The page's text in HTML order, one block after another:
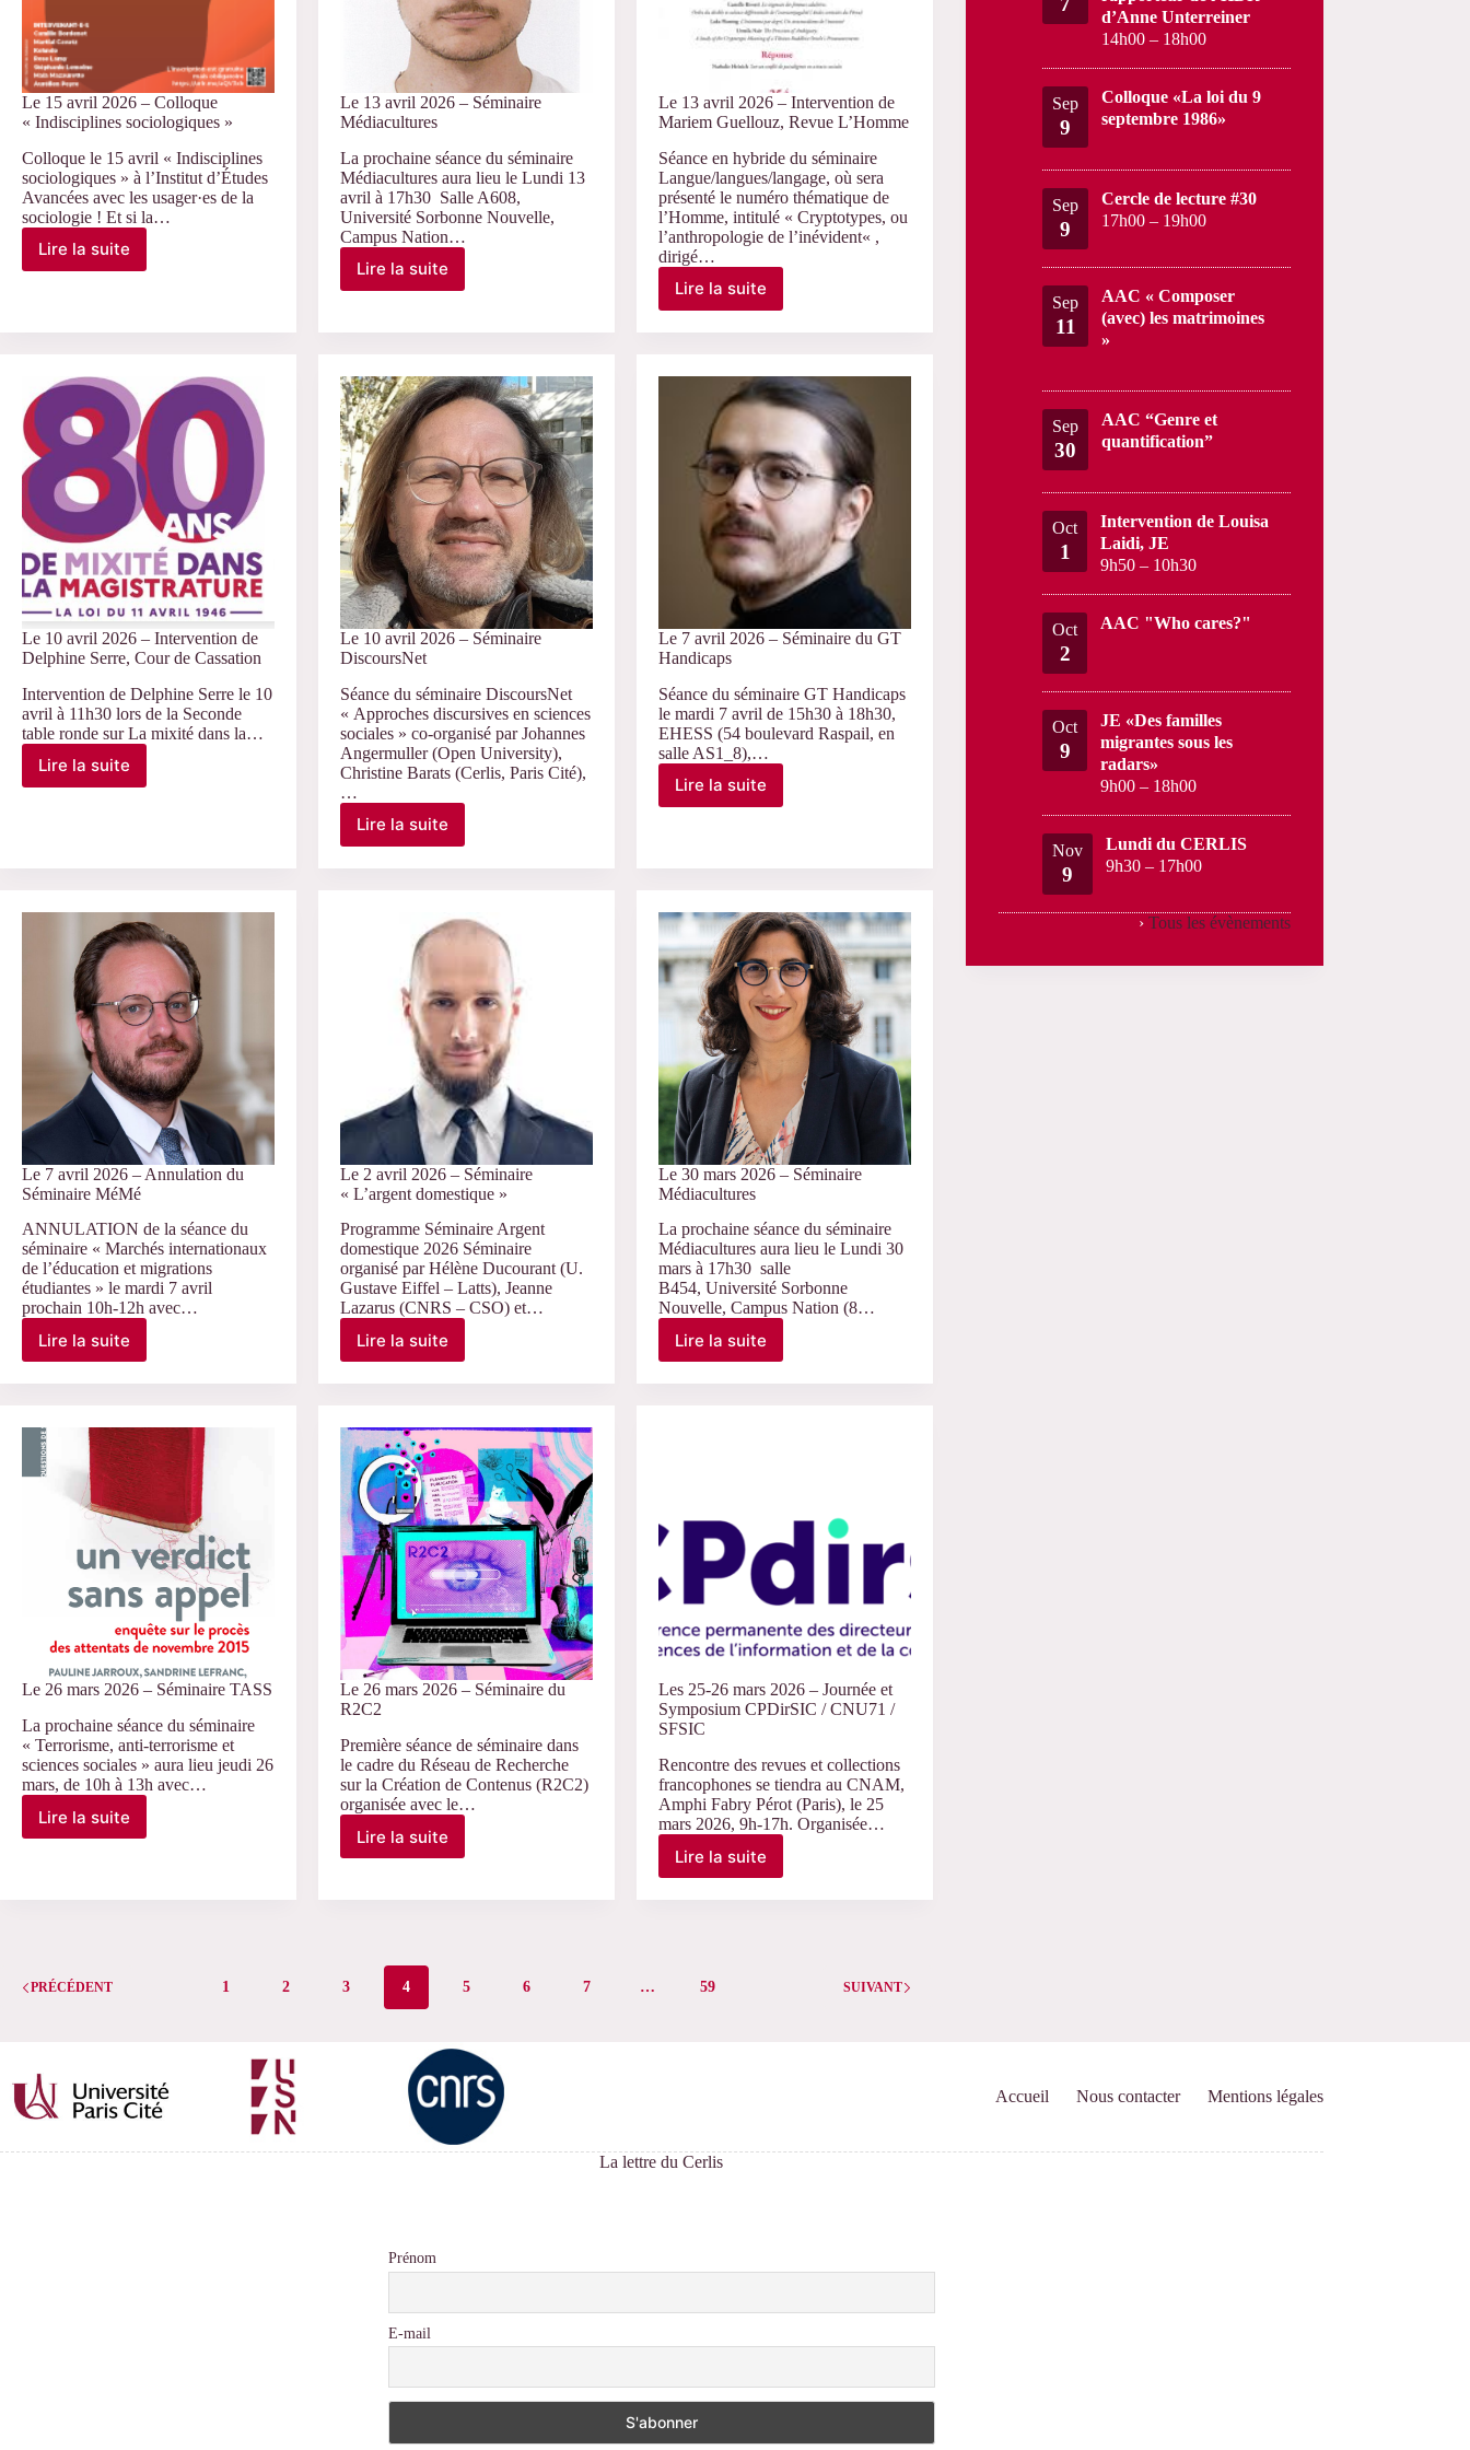
Le 15 avril 2026 – Colloque
« Indisciplines sociologiques »
Colloque le 15 avril « Indisciplines
sociologiques » à l’Institut d’Études
Avancées avec les usager·es de la
sociologie ! Et si la…
Lire la suite
Le
« Indisciplines
sociologiques »
Le 13 avril 2026 – Séminaire
Médiacultures
La prochaine séance du séminaire
Médiacultures aura lieu le Lundi 13
avril à 17h30 Salle A608,
Université Sorbonne Nouvelle,
Campus Nation…
Lire la suite
Le
Séminaire
Médiacultures
Le 13 avril 2026 – Intervention de
Mariem Guellouz, Revue L’Homme
Séance en hybride du séminaire
Langue/langues/langage, où sera
présenté le numéro thématique de
l’Homme, intitulé « Cryptotypes, ou
l’anthropologie de l’inévident« ,
dirigé…
Lire la suite
Le
–
Intervention
de
Mariem
Guellouz,
Revue
L’Homme
Le 10 avril 2026 – Intervention de
Delphine Serre, Cour de Cassation
Intervention de Delphine Serre le 10
avril à 11h30 lors de la Seconde
table ronde sur La mixité dans la…
Lire la suite
Le
10
Delphine
Serre,
Cour
de
Cassation
Le 10 avril 2026 – Séminaire
DiscoursNet
Séance du séminaire DiscoursNet
« Approches discursives en sciences
sociales » co-organisé par Johannes
Angermuller (Open University),
Christine Barats (Cerlis, Paris Cité),
…
Lire la suite
Le
10
Séminaire
DiscoursNet
Le 7 avril 2026 – Séminaire du GT
Handicaps
Séance du séminaire GT Handicaps
le mardi 7 avril de 15h30 à 18h30,
EHESS (54 boulevard Raspail, en
salle AS1_8),…
Lire la suite
Le
7
du
GT
Handicaps
Le 7 avril 2026 – Annulation du
Séminaire MéMé
ANNULATION de la séance du
séminaire « Marchés internationaux
de l’éducation et migrations
étudiantes » le mardi 7 avril
prochain 10h-12h avec…
Lire la suite
Le
–
Annulation
du
Séminaire
MéMé
Le 2 avril 2026 – Séminaire
« L’argent domestique »
Programme Séminaire Argent
domestique 2026 Séminaire
organisé par Hélène Ducourant (U.
Gustave Eiffel – Latts), Jeanne
Lazarus (CNRS – CSO) et…
Lire la suite
Le
–
Séminaire
« L’argent
domestique »
Le 30 mars 2026 – Séminaire
Médiacultures
La prochaine séance du séminaire
Médiacultures aura lieu le Lundi 30
mars à 17h30 salle
B454, Université Sorbonne
Nouvelle, Campus Nation (8…
Lire la suite
Le
Le 26 mars 2026 – Séminaire TASS
La prochaine séance du séminaire
« Terrorisme, anti-terrorisme et
sciences sociales » aura lieu jeudi 26
mars, de 10h à 13h avec…
Lire la suite
Le
Le 26 mars 2026 – Séminaire du
R2C2
Première séance de séminaire dans
le cadre du Réseau de Recherche
sur la Création de Contenus (R2C2)
organisée avec le…
Lire la suite
Le
du
R2C2
Les 25-26 mars 2026 – Journée et
Symposium CPDirSIC / CNU71 /
SFSIC
Rencontre des revues et collections
francophones se tiendra au CNAM,
Amphi Fabry Pérot (Paris), le 25
mars 2026, 9h-17h. Organisée…
Lire la suite
Les
PRÉCÉDENT 1 2 3 4 5 6 7 … 59 SUIVANT
d’Anne Unterreiner
14h00 – 18h00
Sep
9
Colloque «La loi du 9
septembre 1986»
Sep
9
Cercle de lecture #30
17h00 – 19h00
Sep
11
AAC « Composer
(avec) les matrimoines
»
Sep
30
AAC “Genre et
quantification”
Oct
1
Intervention de Louisa
Laidi, JE
9h50 – 10h30
Oct
2
AAC "Who cares?"
Oct
9
JE «Des familles
migrantes sous les
radars»
9h00 – 18h00
Nov
9
Lundi du CERLIS
9h30 – 17h00
› Tous les évènements
Accueil Nous contacter Mentions légales
La lettre du Cerlis
Prénom
E-mail